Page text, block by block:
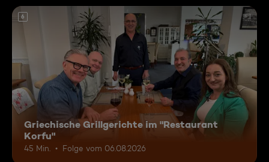
6
Griechische Grillgerichte im "Restaurant
Korfu"
45 Min. Folge vom 06.08.2026